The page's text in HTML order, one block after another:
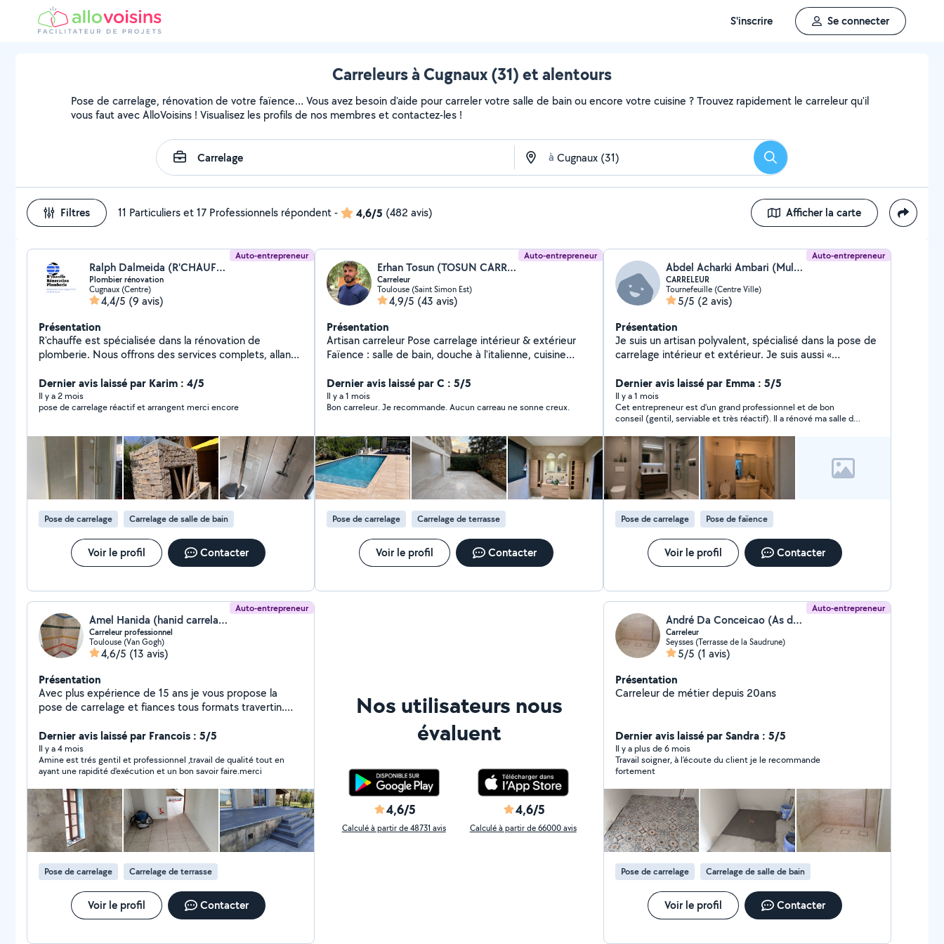
S'inscrire Se connecter
Carreleurs à Cugnaux (31) et alentours
Pose de carrelage, rénovation de votre faïence… Vous avez besoin d'aide pour carreler votre salle de bain ou encore votre cuisine ? Trouvez rapidement le carreleur qu'il
vous faut avec AlloVoisins ! Visualisez les profils de nos membres et contactez-les !
à Rechercher
Filtres 11 Particuliers et 17 Professionnels répondent- 4,6/5 (482 avis) Afficher la carte
Auto-entrepreneur
Ralph Dalmeida (R'CHAUFFE)
Plombier rénovation
Cugnaux (Centre)
4,4/5 (9 avis)
Présentation
R'chauffe est spécialisée dans la rénovation de
plomberie. Nous offrons des services complets, allant
d'équipements sanitaires modernes, en passant par la
mise aux normes des installations existantes. Notre
équipe s'engage à fournir un travail de qualité, adapté à
intervenons sur tous types de projets de rénovation, en
garantissant des solutions durables et esthétiques.
Dernier avis laissé par Karim : 4/5
Il y a 2 mois
pose de carrelage réactif et arrangent merci encore
Pose de carrelage Carrelage de salle de bain
Voir le profil Contacter
Auto-entrepreneur
Erhan Tosun (TOSUN CARRELAGE)
Carreleur
Toulouse (Saint Simon Est)
4,9/5 (43 avis)
Présentation
Artisan carreleur Pose carrelage intérieur & extérieur
Faïence : salle de bain, douche à l'italienne, cuisine
ragréage Briquettes & pierre de parement Enduits
Joints de placo Peinture Finitions soignées Respect des
délais Assurance décennale à jour Devis gratuit
Google / Site web / Instagram:Tosun Carrelage
Dernier avis laissé par C : 5/5
Il y a 1 mois
Bon carreleur. Je recommande. Aucun carreau ne sonne creux.
Pose de carrelage Carrelage de terrasse
Voir le profil Contacter
Auto-entrepreneur
Abdel Acharki Ambari (Multi Services)
CARRELEUR
Tournefeuille (Centre Ville)
5/5 (2 avis)
Présentation
Je suis un artisan polyvalent, spécialisé dans la pose de
carrelage intérieur et extérieur. Je suis aussi «
de travaux allant de la pose de cuisine, de la pose de
parquet, de la peinture tout support, la plomberie,
l'électricité, la maçonnerie et la menuiserie Plus de 30
ans d'expérience dans le métier, J'ai un savoir-faire et
des techniques professionnelles pour garantir un travail
de qualité avec des finitions soignées et dans le
respect des délais.
Dernier avis laissé par Emma : 5/5
Il y a 1 mois
Cet entrepreneur est d’un grand professionnel et de bon
conseil (gentil, serviable et très réactif). Il a rénové ma salle de
salle de bain et installation d’un nouveau WC). Il a aussi assuré
pour la partie électrique et plomberie. J’ai entièrement
confiance en lui et je vais lui confier d’autres travaux comme
l’agrandissement de mon salon etc… Le travail est excellent, je
vous le recommande vivement.
Pose de carrelage Pose de faïence
Voir le profil Contacter
Auto-entrepreneur
Amel Hanida (hanid carrelage)
Carreleur professionnel
Toulouse (Van Gogh)
4,6/5 (13 avis)
Présentation
Avec plus expérience de 15 ans je vous propose la
pose de carrelage et fiances tous formats travertin.
maçonnerie.dalle pvc Devis gratuit sérieux et soigné si
vous me faites confiance vous ne serez pas déçu .
Dernier avis laissé par Francois : 5/5
Il y a 4 mois
Amine est trés gentil et professionnel ,travail de qualité tout en
ayant une rapidité d'exécution et un bon savoir faire.merci
Pose de carrelage Carrelage de terrasse
Voir le profil Contacter
Nos utilisateurs nous
évaluent
4,6/5
Calculé à partir de 48731 avis
4,6/5
Calculé à partir de 66000 avis
Auto-entrepreneur
André Da Conceicao (As de carreaux)
Carreleur
Seysses (Terrasse de la Saudrune)
5/5 (1 avis)
Présentation
Carreleur de métier depuis 20ans
Dernier avis laissé par Sandra : 5/5
Il y a plus de 6 mois
Travail soigner, à l'écoute du client je le recommande
fortement
Pose de carrelage Carrelage de salle de bain
Voir le profil Contacter